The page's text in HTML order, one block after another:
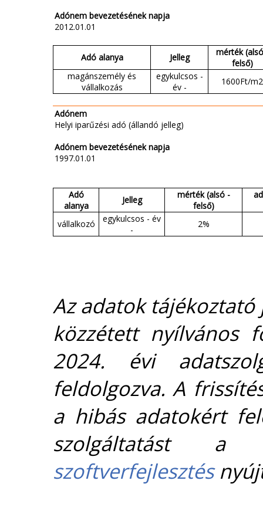
Adónem bevezetésének napja
2012.01.01
Adó alanya Jelleg
mérték
felső)
magánszemély és
vállalkozás
egykulcsos -
év -
1600Ft/m2
Adónem
Helyi iparűzési adó (állandó jelleg)
Adónem bevezetésének napja
1997.01.01
Adó
alanya
Jelleg
mérték (alsó -
felső)
vállalkozó
egykulcsos - év
-
2%
Az adatok
közzétett nyílvános
2024. évi
feldolgozva. A
a hibás adatokért
szolgáltatást
szoftverfejlesztés